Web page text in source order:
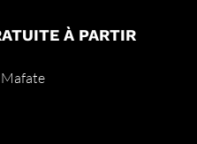
À PARTIR
Mafate